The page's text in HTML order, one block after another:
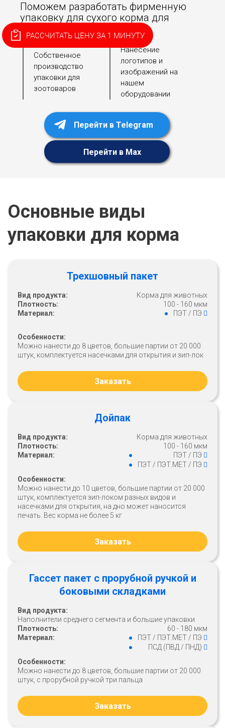
Поможем разработать фирменную
упаковку для сухого корма для
собак и кошек!
Собственное
производство
упаковки для
зоотоваров
Нанесение
логотипов и
изображений на
нашем
оборудовании
Перейти в Telegram
Перейти в Max
Основные виды
упаковки для корма
Трехшовный пакет
Вид продукта:
Корма для животных
Плотность:
100 - 160 мкм
Материал:
ПЭТ / ПЭ
Особенности:
Можно нанести до 8 цветов, большие партии от 20 000
штук, комплектуется насечками для открытия и зип-лок
Заказать
Дойпак
Вид продукта:
Корма для животных
Плотность:
100 - 160 мкм
Материал:
ПЭТ / ПЭ
ПЭТ / ПЭТ.МЕТ / ПЭ
Особенности:
Можно нанести до 10 цветов, большие партии от 20 000
штук, комплектуется зип-локом разных видов и
насечками для открытия, на дно может наносится
печать. Вес корма не более 5 кг
Заказать
Гассет пакет с прорубной ручкой и
боковыми складками
Вид продукта:
Наполнители среднего сегмента и большие упаковки
Плотность:
60 - 180 мкм
Материал:
ПЭТ / ПЭТ.МЕТ / ПЭ
ПСД (ПВД / ПНД)
Особенности:
Можно нанести до 8 цветов, большие партии от 20 000
штук, с прорубной ручкой три пальца
Заказать
РАССЧИТАТЬ ЦЕНУ ЗА 1 МИНУТУ